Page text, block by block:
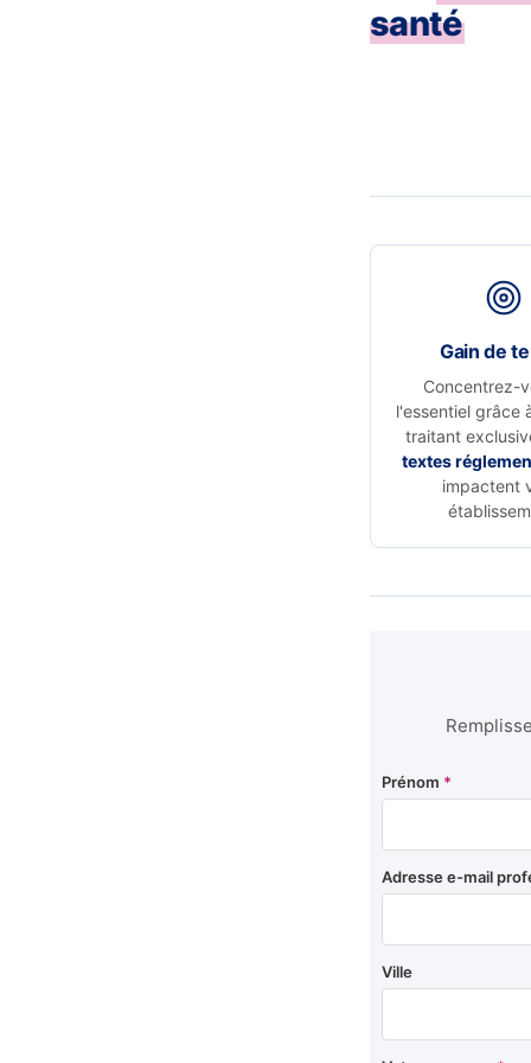
santé
Gain de
Concentrez-
l'essentiel grâce
traitant
textes
impactent
Prénom *
Adresse e-mail
Ville